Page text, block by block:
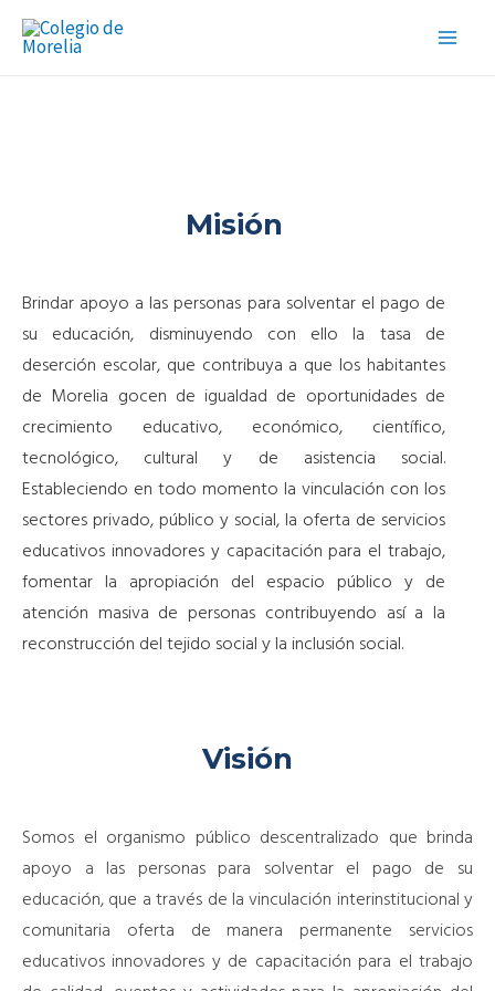
Main
Misión
Brindar apoyo a las personas para solventar el pago de
su educación, disminuyendo con ello la tasa de
deserción escolar, que contribuya a que los habitantes
de Morelia gocen de igualdad de oportunidades de
crecimiento educativo, económico, científico,
tecnológico, cultural y de asistencia social.
Estableciendo en todo momento la vinculación con los
sectores privado, público y social, la oferta de servicios
educativos innovadores y capacitación para el trabajo,
fomentar la apropiación del espacio público y de
atención masiva de personas contribuyendo así a la
reconstrucción del tejido social y la inclusión social.
Visión
Somos el organismo público descentralizado que brinda
apoyo a las personas para solventar el pago de su
educación, que a través de la vinculación interinstitucional y
comunitaria oferta de manera permanente servicios
educativos innovadores y de capacitación para el trabajo